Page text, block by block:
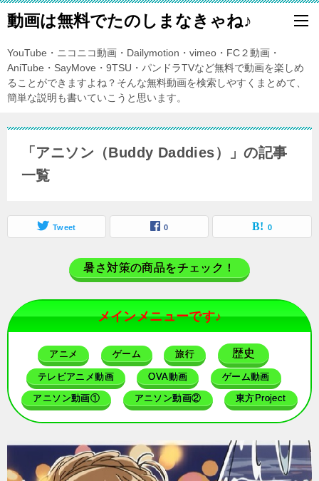
動画は無料でたのしまなきゃね♪
YouTube・ニコニコ動画・Dailymotion・vimeo・FC２動画・
AniTube・SayMove・9TSU・パンドラTVなど無料で動画を楽しめ
ることができますよね？そんな無料動画を検索しやすくまとめて、
簡単な説明も書いていこうと思います。
「アニソン（Buddy Daddies）」の記事
一覧
Tweet 0 0
暑さ対策の商品をチェック！
メインメニューです♪
アニメ ゲーム 旅行 歴史
テレビアニメ動画 OVA動画 ゲーム動画
アニソン動画① アニソン動画② 東方Project